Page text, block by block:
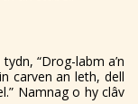
“Drog-labm a’n
carven an leth, dell
Namnag o hy clâv